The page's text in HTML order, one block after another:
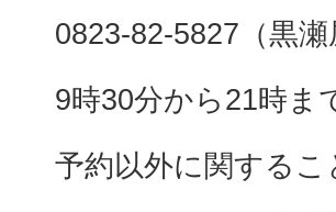
0823-82-5827（黒
9時30分から21時ま
予約以外に関するこ